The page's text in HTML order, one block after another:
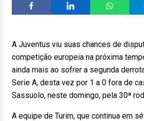
A Juventus viu suas chances de
competição europeia na próxima
ainda mais ao sofrer a segunda
Serie A, desta vez por 1 a 0 fora de
Sassuolo, neste domingo, pela 30ª
A equipe de Turim, que continua em